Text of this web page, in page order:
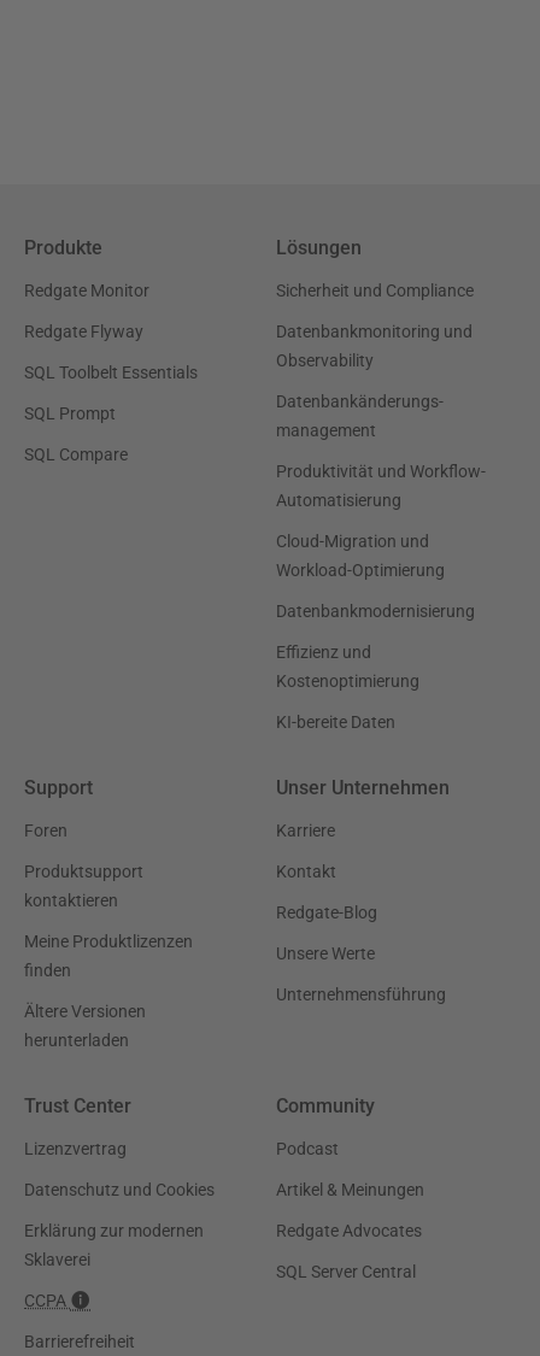
Produkte
Redgate Monitor
Redgate Flyway
SQL Toolbelt Essentials
SQL Prompt
SQL Compare
Lösungen
Sicherheit und Compliance
Datenbankmonitoring und
Observability
Datenbankänderungs-
management
Produktivität und Workflow-
Automatisierung
Cloud-Migration und
Workload-Optimierung
Datenbankmodernisierung
Effizienz und
Kostenoptimierung
KI-bereite Daten
Support
Foren
Produktsupport
kontaktieren
Meine Produktlizenzen
finden
Ältere Versionen
herunterladen
Unser Unternehmen
Karriere
Kontakt
Redgate-Blog
Unsere Werte
Unternehmensführung
Trust Center
Lizenzvertrag
Datenschutz und Cookies
Erklärung zur modernen
Sklaverei
CCPA
Barrierefreiheit
Community
Podcast
Artikel & Meinungen
Redgate Advocates
SQL Server Central